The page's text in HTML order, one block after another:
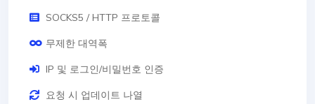
SOCKS5 / HTTP 프로토콜
무제한 대역폭
IP 및 로그인/비밀번호 인증
요청 시 업데이트 나열